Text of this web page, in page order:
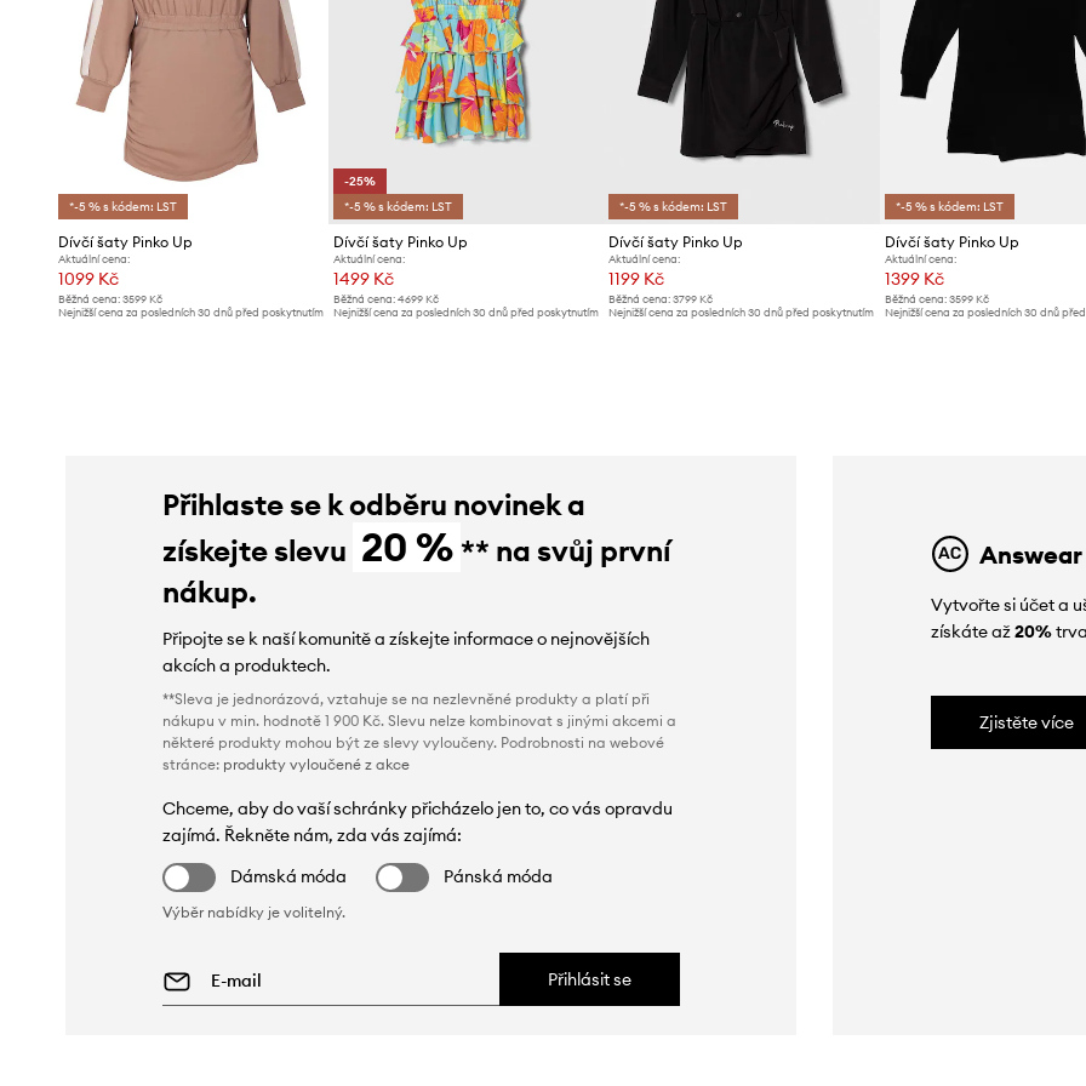
*-5 % s kódem: LST
Dívčí šaty Pinko Up
Aktuální cena:
1099 Kč
Běžná cena: 3599 Kč
Nejnižší cena za posledních 30 dnů před poskytnutím
-25%
*-5 % s kódem: LST
Dívčí šaty Pinko Up
Aktuální cena:
1499 Kč
Běžná cena:4699 Kč
Nejnižší cena za posledních 30 dnů před poskytnutím
*-5 % s kódem: LST
Dívčí šaty Pinko Up
Aktuální cena:
1199 Kč
Běžná cena: 3799 Kč
Nejnižší cena za posledních 30 dnů před poskytnutím
*-5 % s kódem: LST
Dívčí šaty Pinko Up
Aktuální cena:
1399 Kč
Běžná cena: 3599 Kč
Nejnižší cena za posledních 30 dnů
Přihlaste se k odběru novinek a
získejte slevu 20 % ** na svůj první
nákup.
Připojte se k naší komunitě a získejte informace o nejnovějších
akcích a produktech.
**Sleva je jednorázová, vztahuje se na nezlevněné produkty a platí při
nákupu v min. hodnotě 1 900 Kč. Slevu nelze kombinovat s jinými akcemi a
některé produkty mohou být ze slevy vyloučeny. Podrobnosti na webové
stránce: produkty vyloučené z akce
Chceme, aby do vaší schránky přicházelo jen to, co vás opravdu
zajímá. Řekněte nám, zda vás zajímá:
Dámská móda
Pánská móda
Výběr nabídky je volitelný.
Přihlásit se
Vytvořte si účet a
získáte až20%
Zjistěte více